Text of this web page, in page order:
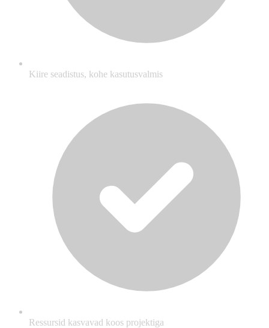
Kiire seadistus, kohe kasutusvalmis
Ressursid kasvavad koos projektiga